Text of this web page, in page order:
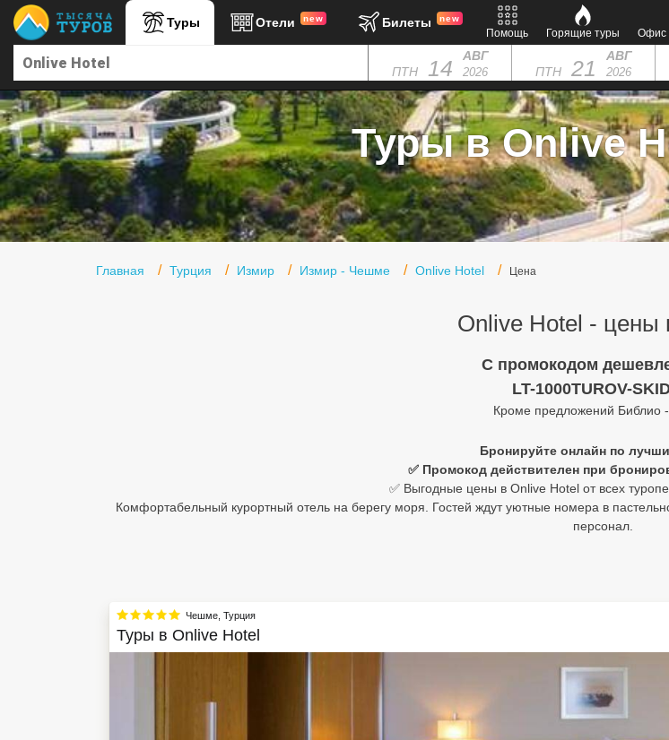
Туры Отели new Билеты new
Помощь Горящие туры Офис
ПТН 14 АВГ
2026 ПТН 21 АВГ
2026
Туры в Onlive
Главная Турция Измир Измир - Чешме Onlive Hotel Цена
Onlive Hotel - цены
C промокодом
LT-1000TUROV-
Кроме предложений Библио
Бронируйте онлайн по
✅ Промокод действителен при
✅ Выгодные цены в Onlive Hotel от всех
Комфортабельный курортный отель на берегу моря. Гостей ждут уютные номера в
персонал.
Чешме, Турция
Туры в Onlive Hotel
Главная
Туры в Турцию
Туры в Египет
Туры в ОАЭ
Офис г. Москва
Северный Гоа